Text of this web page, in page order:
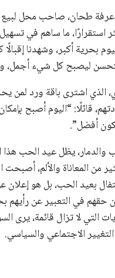
طحان، صاحب محل لبيع
استقرارًا، ما ساهم في
بحرية أكبر، وشهدنا
ليصبح كل شيء أجمل،
الذي اشترى باقة ورد لمن
قائلًا: “اليوم أصبح
أفضل”.
يظل عيد الحب هذا
من المعاناة والألم،
بعيد الحب، بل هو إعلان
حقهم في التعبير عن رأيهم
التي لا تزال قائمة، يرى
الاجتماعي والسياسي.